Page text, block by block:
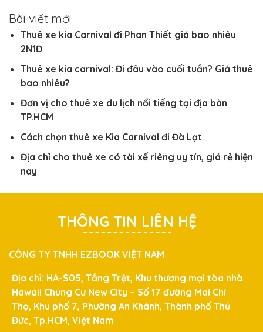
Bài viết mới
Thuê xe kia Carnival đi Phan Thiết giá bao nhiêu
2N1Đ
Thuê xe kia carnival: Đi đâu vào cuối tuần? Giá thuê
bao nhiêu?
Đơn vị cho thuê xe du lịch nổi tiếng tại địa bàn
TP.HCM
Cách chọn thuê xe Kia Carnival đi Đà Lạt
Địa chỉ cho thuê xe có tài xế riêng uy tín, giá rẻ hiện
nay
THÔNG TIN LIÊN HỆ
CÔNG TY TNHH EZBOOK VIỆT NAM
Địa chỉ: HA-S05, Tầng Trệt, Khu thương mại tòa nhà
Hawaii Chung Cư New City – Số 17 đường Mai Chí
Thọ, Khu phố 7, Phường An Khánh, Thành phố Thủ
Đức, Tp.HCM, Việt Nam